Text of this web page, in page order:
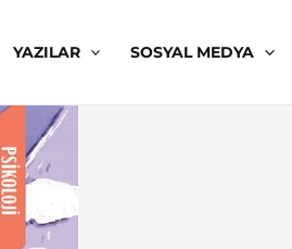
YAZILAR SOSYAL MEDYA